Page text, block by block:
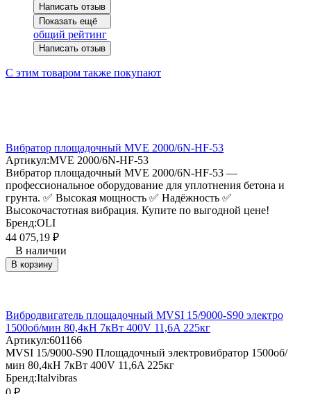
Написать отзыв
Показать ещё
общий рейтинг
Написать отзыв
С этим товаром также покупают
Вибратор площадочный MVE 2000/6N-HF-53
Артикул:MVE 2000/6N-HF-53
Вибратор площадочный MVE 2000/6N-HF-53 —
профессиональное оборудование для уплотнения бетона и
грунта. ✅ Высокая мощность ✅ Надёжность ✅
Высокочастотная вибрация. Купите по выгодной цене!
Бренд:OLI
44 075,19 ₽
В наличии
В корзину
Вибродвигатель площадочный MVSI 15/9000-S90 электро
1500об/мин 80,4кН 7кВт 400V 11,6A 225кг
Артикул:601166
MVSI 15/9000-S90 Площадочный электровибратор 1500об/
мин 80,4кН 7кВт 400V 11,6A 225кг
Бренд:Italvibras
₽